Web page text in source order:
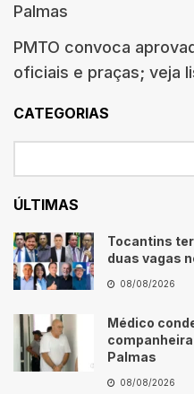
Palmas
PMTO convoca
oficiais e praças; veja
CATEGORIAS
ÚLTIMAS
Tocantins
duas vagas
08/08/2026
Médico
Palmas
08/08/2026